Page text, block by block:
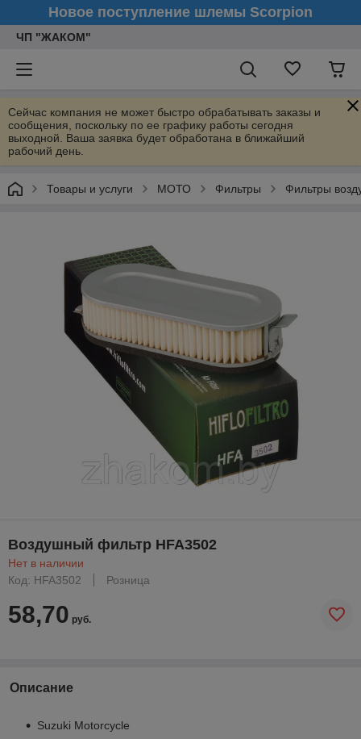
Новое поступление шлемы Scorpion
ЧП "ЖАКОМ"
Сейчас компания не может быстро обрабатывать заказы и
сообщения, поскольку по ее графику работы сегодня
выходной. Ваша заявка будет обработана в ближайший
рабочий день.
Товары и услуги МОТО Фильтры Фильтры
Воздушный фильтр HFA3502
Нет в наличии
Код: HFA3502
Розница
58,70 руб.
Описание
Suzuki Motorcycle